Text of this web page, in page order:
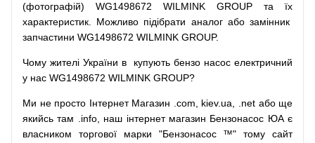
(фотографій) WG1498672 WILMINK GROUP та їх
характеристик. Можливо підібрати аналог або замінник
запчастини WG1498672 WILMINK GROUP.
Чому жителі України в купують бензо насос електричний
у нас WG1498672 WILMINK GROUP?
Ми не просто Інтернет Магазин .com kiev.ua .net або ще
якийсь там .info, наш інтернет магазин Бензонасос ЮА є
власником
торгової марки "Бензонасос ™" тому
сайт